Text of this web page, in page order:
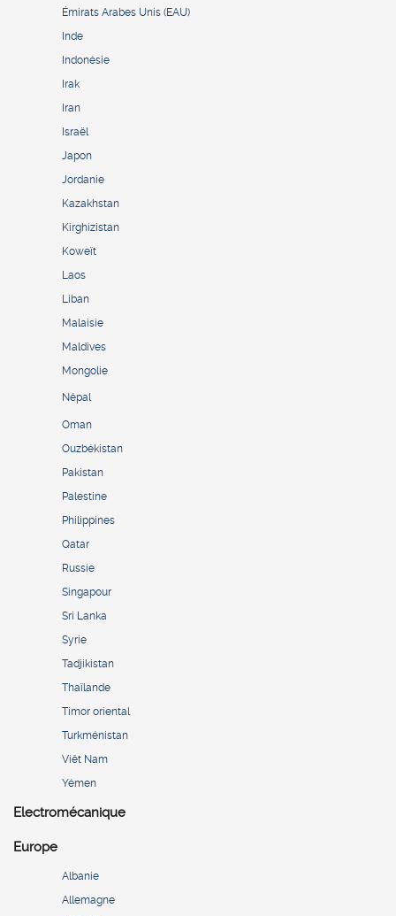
Émirats Arabes Unis (EAU)
Inde
Indonésie
Irak
Iran
Israël
Japon
Jordanie
Kazakhstan
Kirghizistan
Koweït
Laos
Liban
Malaisie
Maldives
Mongolie
Népal
Oman
Ouzbékistan
Pakistan
Palestine
Philippines
Qatar
Russie
Singapour
Sri Lanka
Syrie
Tadjikistan
Thaïlande
Timor oriental
Turkménistan
Viêt Nam
Yémen
Electromécanique
Europe
Albanie
Allemagne